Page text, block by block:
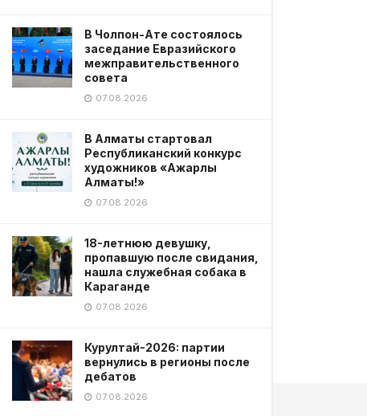
В Чолпон-Ате состоялось
заседание Евразийского
межправительственного
совета
07.08.2026
В Алматы стартовал
Республиканский конкурс
художников «Ажарлы
Алматы!»
07.08.2026
18-летнюю девушку,
пропавшую после свидания,
нашла служебная собака в
Караганде
07.08.2026
Курултай-2026: партии
вернулись в регионы после
дебатов
07.08.2026